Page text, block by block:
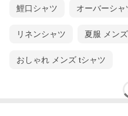
鯉口シャツ オーバーシャ
リネンシャツ 夏服 メン
おしゃれ メンズ tシャツ